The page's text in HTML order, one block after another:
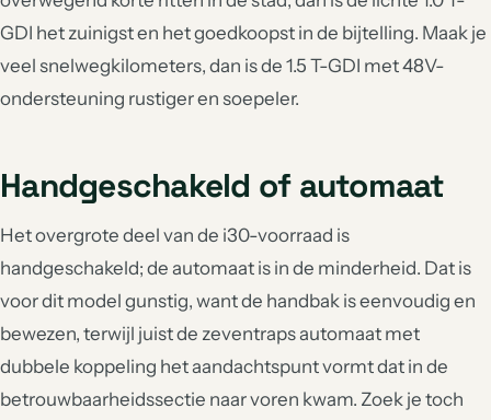
GDI het zuinigst en het goedkoopst in de bijtelling. Maak je
veel snelwegkilometers, dan is de 1.5 T-GDI met 48V-
ondersteuning rustiger en soepeler.
Handgeschakeld of automaat
Het overgrote deel van de i30-voorraad is
handgeschakeld; de automaat is in de minderheid. Dat is
voor dit model gunstig, want de handbak is eenvoudig en
bewezen, terwijl juist de zeventraps automaat met
dubbele koppeling het aandachtspunt vormt dat in de
betrouwbaarheidssectie naar voren kwam. Zoek je toch